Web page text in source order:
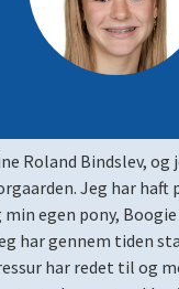
Roland Bindslev,
Jeg har haft
egen pony,
har gennem tiden
har redet til og